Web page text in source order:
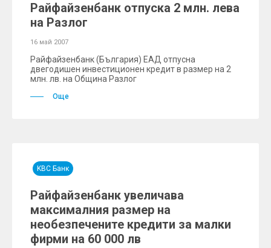
Райфайзенбанк отпуска 2 млн. лева
на Разлог
16 май 2007
Райфайзенбанк (България) ЕАД отпусна
двегодишен инвестиционен кредит в размер на 2
млн. лв. на Община Разлог
Още
KBC Банк
Райфайзенбанк увеличава
максималния размер на
необезпечените кредити за малки
фирми на 60 000 лв